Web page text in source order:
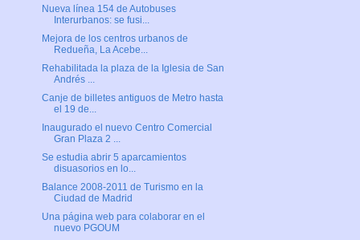
Nueva línea 154 de Autobuses
Interurbanos: se fusi...
Mejora de los centros urbanos de
Redueña, La Acebe...
Rehabilitada la plaza de la Iglesia de San
Andrés ...
Canje de billetes antiguos de Metro hasta
el 19 de...
Inaugurado el nuevo Centro Comercial
Gran Plaza 2 ...
Se estudia abrir 5 aparcamientos
disuasorios en lo...
Balance 2008-2011 de Turismo en la
Ciudad de Madrid
Una página web para colaborar en el
nuevo PGOUM